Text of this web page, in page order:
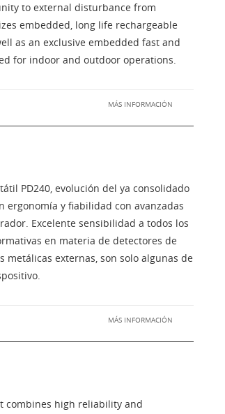
to external disturbance from
embedded, long life rechargeable
as an exclusive embedded fast and
for indoor and outdoor operations.
MÁS INFORMACIÓN
PD240, evolución del ya consolidado
ergonomía y fiabilidad con avanzadas
Excelente sensibilidad a todos los
en materia de detectores de
externas, son solo algunas de
MÁS INFORMACIÓN
combines high reliability and